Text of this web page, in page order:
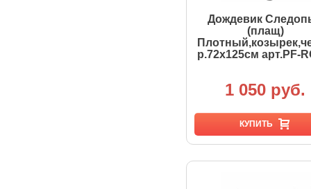
Дождевик
(плащ)
р.72х125см арт.PF-
1 050 руб.
КУПИТЬ